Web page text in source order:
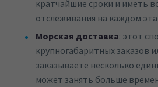
кратчайшие сроки и иметь
отслеживания на каждом
Морская доставка: этот
крупногабаритных заказов
заказываете несколько
может занять больше